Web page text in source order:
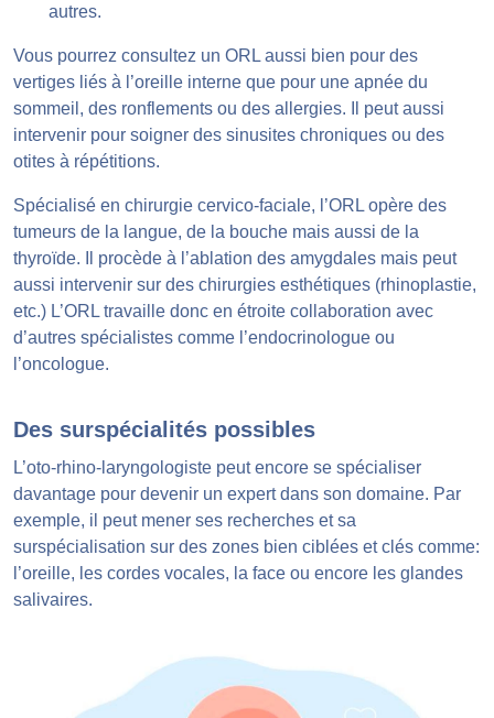
autres.
Vous pourrez consultez un ORL aussi bien pour des
vertiges liés à l’oreille interne que pour une apnée du
sommeil, des ronflements ou des allergies. Il peut aussi
intervenir pour soigner des sinusites chroniques ou des
otites à répétitions.
Spécialisé en chirurgie cervico-faciale, l’ORL opère des
tumeurs de la langue, de la bouche mais aussi de la
thyroïde. Il procède à l’ablation des amygdales mais peut
aussi intervenir sur des chirurgies esthétiques (rhinoplastie,
etc.) L’ORL travaille donc en étroite collaboration avec
d’autres spécialistes comme l’endocrinologue ou
l’oncologue.
Des surspécialités possibles
L’oto-rhino-laryngologiste peut encore se spécialiser
davantage pour devenir un expert dans son domaine. Par
exemple, il peut mener ses recherches et sa
surspécialisation sur des zones bien ciblées et clés comme:
l’oreille, les cordes vocales, la face ou encore les glandes
salivaires.